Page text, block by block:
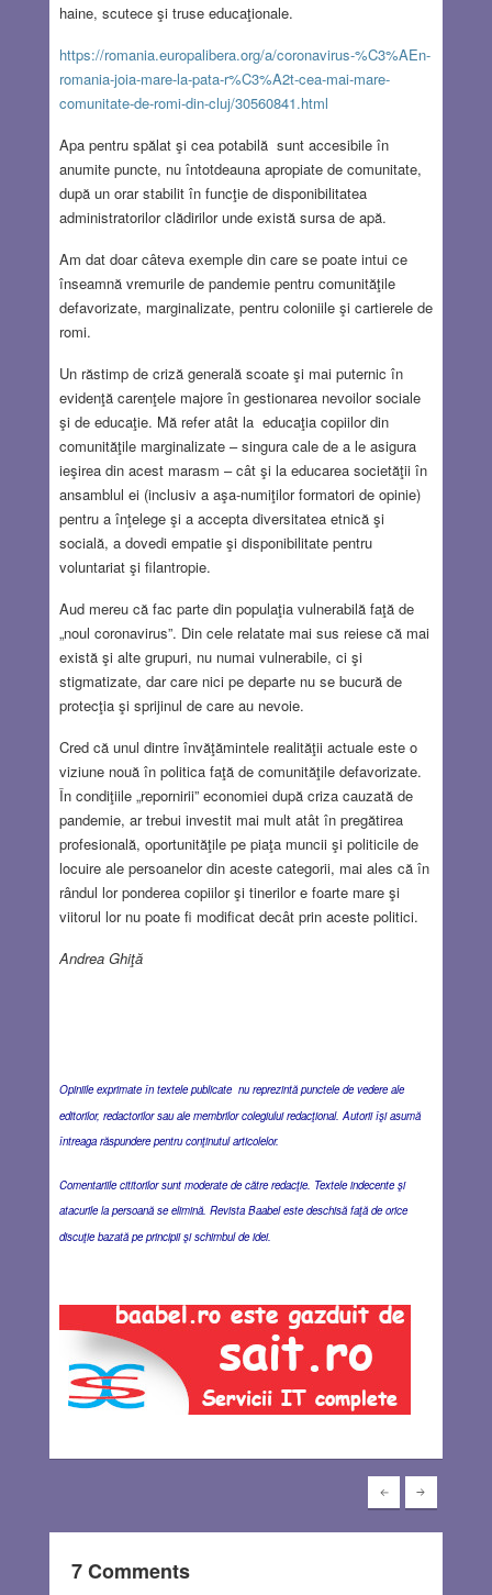
haine, scutece şi truse educaţionale.
https://romania.europalibera.org/a/coronavirus-%C3%AEn-
romania-joia-mare-la-pata-r%C3%A2t-cea-mai-mare-
comunitate-de-romi-din-cluj/30560841.html
Apa pentru spălat şi cea potabilă sunt accesibile în
anumite puncte, nu întotdeauna apropiate de comunitate,
după un orar stabilit în funcţie de disponibilitatea
administratorilor clădirilor unde există sursa de apă.
Am dat doar câteva exemple din care se poate intui ce
înseamnă vremurile de pandemie pentru comunităţile
defavorizate, marginalizate, pentru coloniile şi cartierele de
romi.
Un răstimp de criză generală scoate şi mai puternic în
evidenţă carenţele majore în gestionarea nevoilor sociale
şi de educaţie. Mă refer atât la educaţia copiilor din
comunităţile marginalizate – singura cale de a le asigura
ieşirea din acest marasm – cât şi la educarea societăţii în
ansamblul ei (inclusiv a aşa-numiţilor formatori de opinie)
pentru a înţelege şi a accepta diversitatea etnică şi
socială, a dovedi empatie şi disponibilitate pentru
voluntariat şi filantropie.
Aud mereu că fac parte din populaţia vulnerabilă faţă de
„noul coronavirus”. Din cele relatate mai sus reiese că mai
există şi alte grupuri, nu numai vulnerabile, ci şi
stigmatizate, dar care nici pe departe nu se bucură de
protecţia şi sprijinul de care au nevoie.
Cred că unul dintre învăţămintele realităţii actuale este o
viziune nouă în politica faţă de comunităţile defavorizate.
În condiţiile „repornirii” economiei după criza cauzată de
pandemie, ar trebui investit mai mult atât în pregătirea
profesională, oportunităţile pe piaţa muncii şi politicile de
locuire ale persoanelor din aceste categorii, mai ales că în
rândul lor ponderea copiilor şi tinerilor e foarte mare şi
viitorul lor nu poate fi modificat decât prin aceste politici.
Andrea Ghiţă
Opiniile exprimate în textele publicate nu reprezintă punctele de vedere ale
editorilor, redactorilor sau ale membrilor colegiului redacţional. Autorii îşi asumă
întreaga răspundere pentru conţinutul articolelor.
Comentariile cititorilor sunt moderate de către redacţie. Textele indecente şi
atacurile la persoană se elimină. Revista Baabel este deschisă faţă de orice
discuţie bazată pe principii şi schimbul de idei.
7 Comments